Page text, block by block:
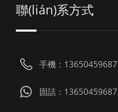
聯(lián)系方式
手機：13650459687
固話：13650459687